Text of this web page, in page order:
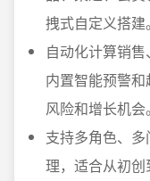
拽式自定义搭建。
自动化计算销售
内置智能预警
风险和增长机会。
支持多角色、
理，适合从初创